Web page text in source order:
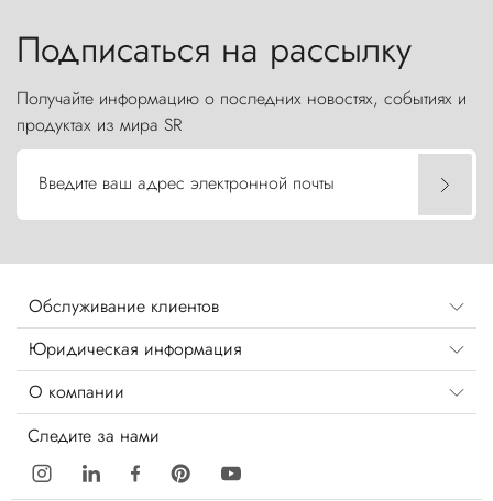
Подписаться на рассылку
Получайте информацию о последних новостях, событиях и
продуктах из мира SR
Введите ваш адрес электронной почты
Обслуживание клиентов
Юридическая информация
О компании
Следите за нами